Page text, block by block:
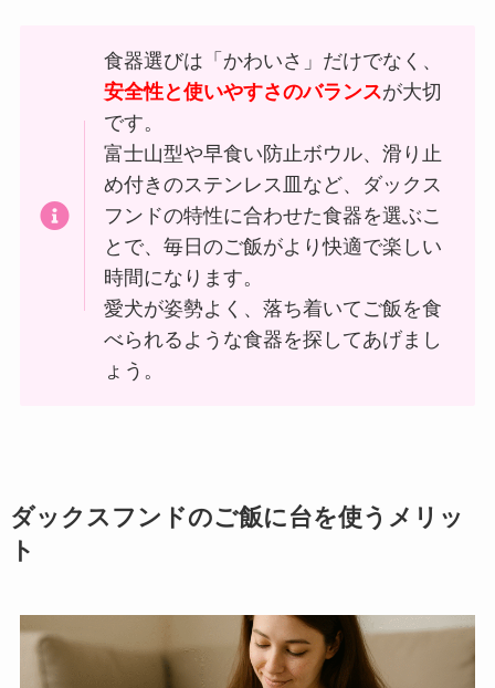
食器選びは「かわいさ」だけでなく、
安全性と使いやすさのバランスが大切
です。
富士山型や早食い防止ボウル、滑り止
め付きのステンレス皿など、ダックス
フンドの特性に合わせた食器を選ぶこ
とで、毎日のご飯がより快適で楽しい
時間になります。
愛犬が姿勢よく、落ち着いてご飯を食
べられるような食器を探してあげまし
ょう。
ダックスフンドのご飯に台を使うメリッ
ト